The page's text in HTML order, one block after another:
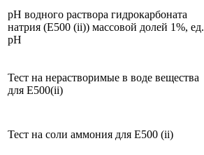
рН водного раствора гидрокарбоната
натрия (Е500 (ii)) массовой долей 1%, ед.
рН
Тест на нерастворимые в воде вещества
для E500(ii)
Тест на соли аммония для Е500 (ii)